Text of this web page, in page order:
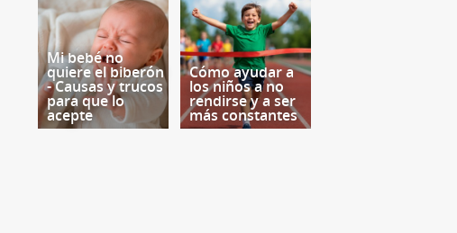
Mi bebé no
quiere el biberón
- Causas y trucos
para que lo
acepte
Cómo ayudar a
los niños a no
rendirse y a ser
más constantes